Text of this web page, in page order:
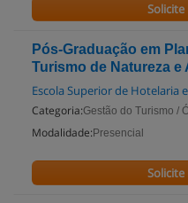
Pós-Graduação em
Turismo de Natureza e
Escola Superior de Hotelaria
Categoria:Gestão do Turismo /
Modalidade: Presencial